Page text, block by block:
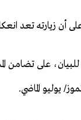
أن زيارته تعد
على تضامن
يوليو الماضي.